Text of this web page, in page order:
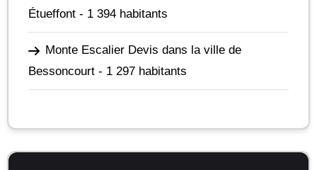
Étueffont - 1 394 habitants
Monte Escalier Devis dans la ville de
Bessoncourt - 1 297 habitants